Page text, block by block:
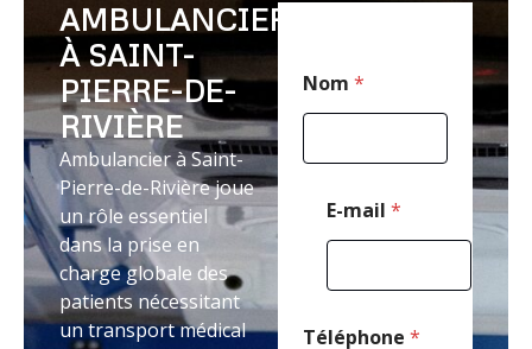
AMBULANCIER
À SAINT-
PIERRE-DE-
RIVIÈRE
Ambulancier à Saint-
Pierre-de-Rivière joue
un rôle essentiel
dans la prise en
charge globale des
patients nécessitant
un transport médical
E
-
a
Nom *
E-mail *
Téléphone *